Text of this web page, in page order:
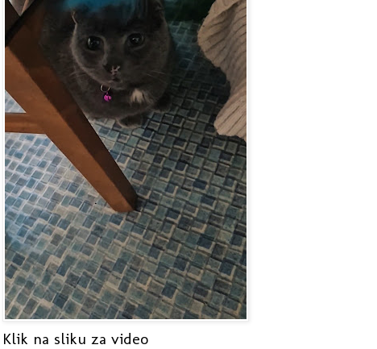
Klik na sliku za video